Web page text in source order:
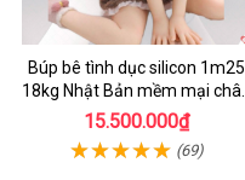
Búp bê tình dục silicon 1m25
18kg Nhật Bản mềm mại chân
thực giá tốt
15.500.000₫
(69)